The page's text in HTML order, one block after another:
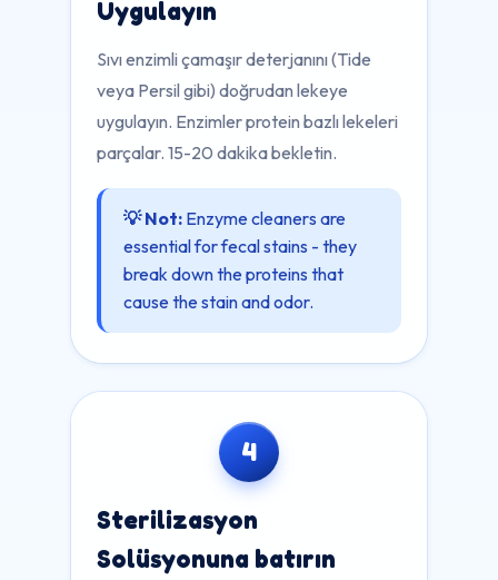
Uygulayın
Sıvı enzimli çamaşır deterjanını (Tide
veya Persil gibi) doğrudan lekeye
uygulayın. Enzimler protein bazlı lekeleri
parçalar. 15-20 dakika bekletin.
💡 Not: Enzyme cleaners are
essential for fecal stains - they
break down the proteins that
cause the stain and odor.
4
Sterilizasyon
Solüsyonuna batırın